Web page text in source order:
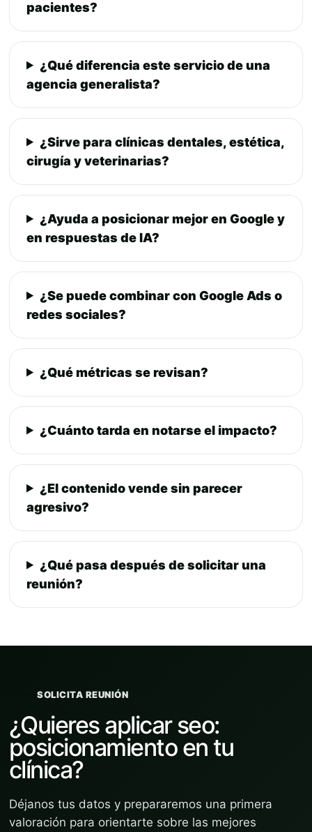
pacientes?
¿Qué diferencia este servicio de una
agencia generalista?
¿Sirve para clínicas dentales, estética,
cirugía y veterinarias?
¿Ayuda a posicionar mejor en Google y
en respuestas de IA?
¿Se puede combinar con Google Ads o
redes sociales?
¿Qué métricas se revisan?
¿Cuánto tarda en notarse el impacto?
¿El contenido vende sin parecer
agresivo?
¿Qué pasa después de solicitar una
reunión?
SOLICITA REUNIÓN
¿Quieres aplicar seo:
posicionamiento en tu
clínica?
Déjanos tus datos y prepararemos una primera
valoración para orientarte sobre las mejores